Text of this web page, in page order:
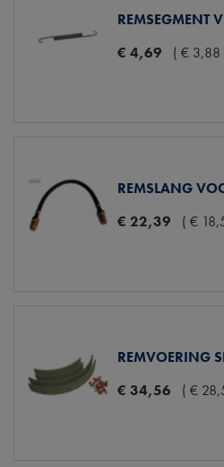
REMSEGMENT
€ 4,69 ( € 3,88
REMSLANG
€ 22,39 ( € 18,
REMVOERING
€ 34,56 ( € 28,